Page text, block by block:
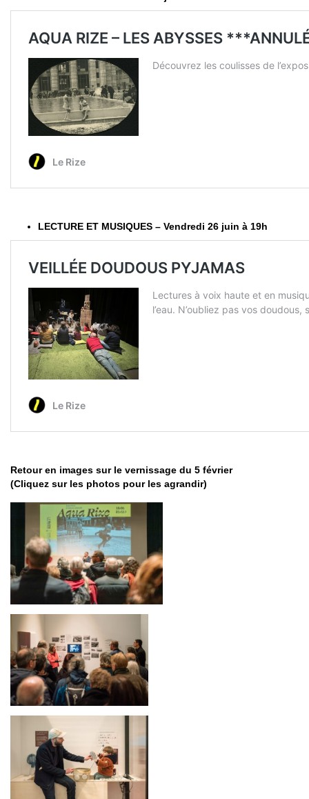
LECTURE ET MUSIQUES – Vendredi 26 juin à 19h
Retour en images sur le vernissage du 5 février
(Cliquez sur les photos pour les agrandir)